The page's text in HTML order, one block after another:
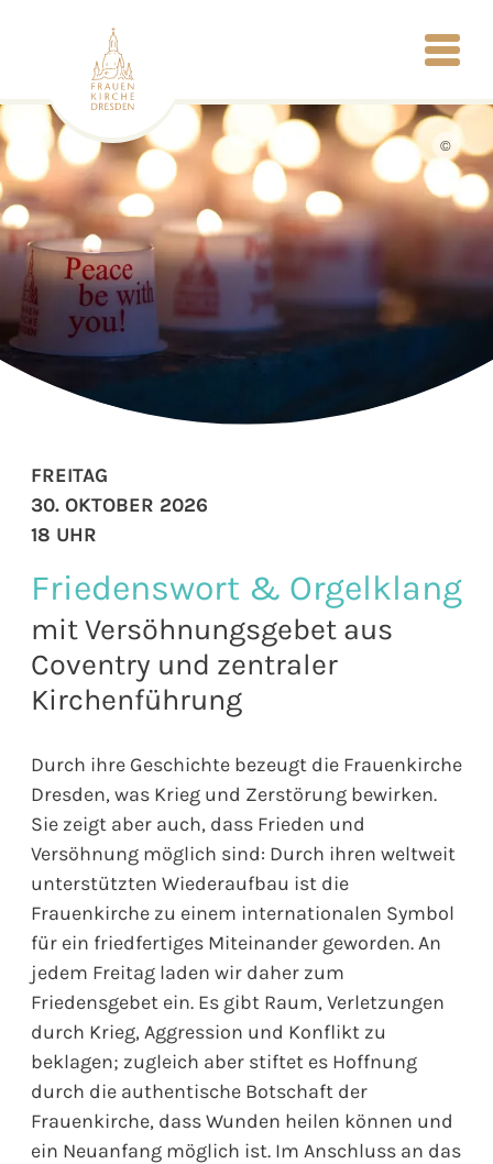
©
Friedenswort & Orgelklang
mit Versöhnungsgebet aus
Coventry und zentraler
Kirchenführung
Durch ihre Geschichte bezeugt die Frauenkirche
Dresden, was Krieg und Zerstörung bewirken.
Sie zeigt aber auch, dass Frieden und
Versöhnung möglich sind: Durch ihren weltweit
unterstützten Wiederaufbau ist die
Frauenkirche zu einem internationalen Symbol
für ein friedfertiges Miteinander geworden. An
jedem Freitag laden wir daher zum
Friedensgebet ein. Es gibt Raum, Verletzungen
durch Krieg, Aggression und Konflikt zu
beklagen; zugleich aber stiftet es Hoffnung
durch die authentische Botschaft der
Frauenkirche, dass Wunden heilen können und
ein Neuanfang möglich ist. Im Anschluss an das
FREITAG
30. OKTOBER 2026
18 UHR